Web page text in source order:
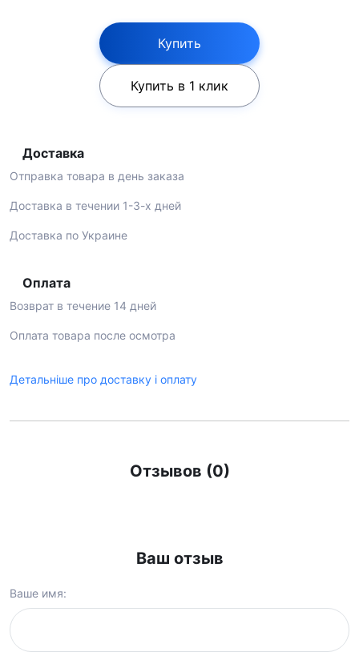
Купить
Купить в 1 клик
Доставка
Отправка товара в день заказа
Доставка в течении 1-3-х дней
Доставка по Украине
Оплата
Возврат в течение 14 дней
Оплата товара после осмотра
Детальніше про доставку і оплату
Отзывов (0)
Ваш отзыв
Ваше имя: